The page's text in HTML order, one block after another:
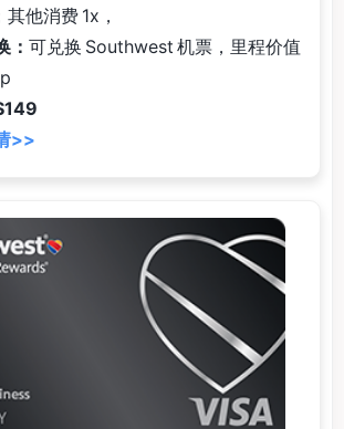
他消费 1x，
： 可兑换 Southwest 机票，里程价值
>>